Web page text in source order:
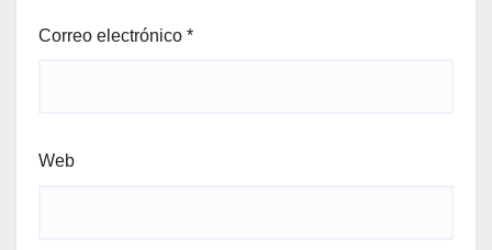
Correo electrónico *
Web